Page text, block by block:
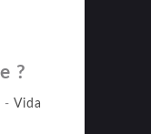
?
- Vida